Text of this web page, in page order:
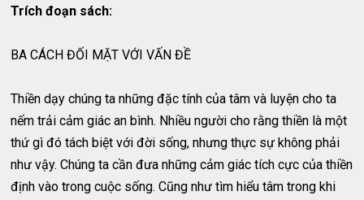
Trích đoạn sách:
BA CÁCH ĐỐI MẶT VỚI VẤN ĐỀ
Thiền dạy chúng ta những đặc tính của tâm và luyện cho ta
nếm trải cảm giác an bình. Nhiều người cho rằng thiền là một
thứ gì đó tách biệt với đời sống, nhưng thực sự không phải
như vậy. Chúng ta cần đưa những cảm giác tích cực của thiền
định vào trong cuộc sống. Cũng như tìm hiểu tâm trong khi